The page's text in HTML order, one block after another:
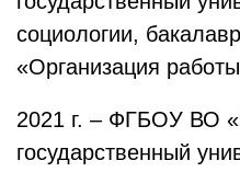
социологии,
«Организация
2021 г. – ФГБОУ ВО
государственный